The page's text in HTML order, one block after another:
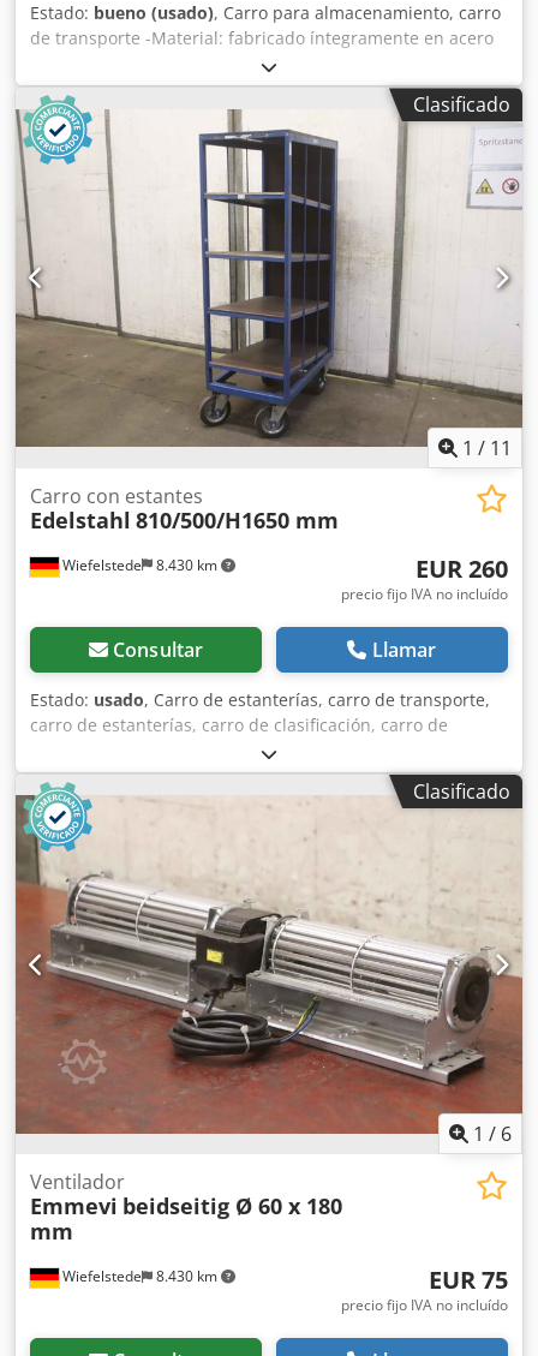
Estado: bueno (usado), Carro para almacenamiento, carro
de transporte -Material: fabricado íntegramente en acero
inoxidable 4301 -Dimensiones: 1100/1000/780 mm (alto) -
Distancia entre estantes: 85 mm -Peso: 41 kg Chjdob A I
Nzepfx Aidsa
Clasificado
1 / 11
Wiefelstede 8.430 km
Carro con estantes
Edelstahl 810/500/H1650 mm
EUR 260
precio fijo IVA no incluído
Consultar Llamar
Estado: usado, Carro de estanterías, carro de transporte,
carro de estanterías, carro de clasificación, carro de
preparación de pedidos, estantería móvil, carro de
estanterías, carro de bordado -Carro de transporte: Carro
de preparación de pedidos Carro de estanterías Chodorri S
Ispfx Aidea -Estantes: 4 estantes dispuestos en diagonal -
Dimensiones de los bordes: ver fotos -Chasis: 2 ruedas
giratorias / 2 ruedas fijas -Dimensiones totales:
810/500/H1650 mm -Peso: 69 kg
Clasificado
1 / 6
Wiefelstede 8.430 km
Ventilador
Emmevi beidseitig Ø 60 x 180
mm
EUR 75
precio fijo IVA no incluído